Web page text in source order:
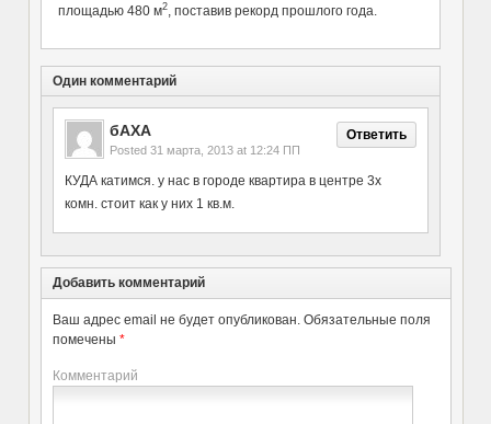
площадью 480 м2, поставив рекорд прошлого года.
Один комментарий
Ответить
бАХА
Posted 31 марта, 2013 at 12:24 ПП
КУДА катимся. у нас в городе квартира в центре 3х
комн. стоит как у них 1 кв.м.
Добавить комментарий
Ваш адрес email не будет опубликован. Обязательные поля
помечены *
Комментарий